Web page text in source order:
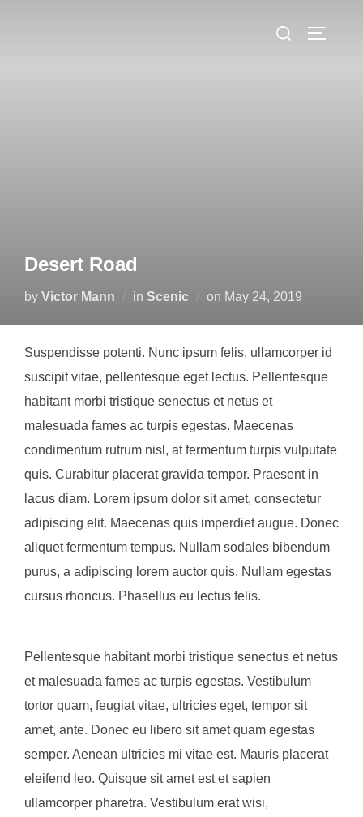
Search
Desert Road
by Victor Mann in Scenic on Posted
May 24, 2019
Suspendisse potenti. Nunc ipsum felis, ullamcorper id
suscipit vitae, pellentesque eget lectus. Pellentesque
habitant morbi tristique senectus et netus et
malesuada fames ac turpis egestas. Maecenas
condimentum rutrum nisl, at fermentum turpis vulputate
quis. Curabitur placerat gravida tempor. Praesent in
lacus diam. Lorem ipsum dolor sit amet, consectetur
adipiscing elit. Maecenas quis imperdiet augue. Donec
aliquet fermentum tempus. Nullam sodales bibendum
purus, a adipiscing lorem auctor quis. Nullam egestas
cursus rhoncus. Phasellus eu lectus felis.
Pellentesque habitant morbi tristique senectus et netus
et malesuada fames ac turpis egestas. Vestibulum
tortor quam, feugiat vitae, ultricies eget, tempor sit
amet, ante. Donec eu libero sit amet quam egestas
semper. Aenean ultricies mi vitae est. Mauris placerat
eleifend leo. Quisque sit amet est et sapien
ullamcorper pharetra. Vestibulum erat wisi,